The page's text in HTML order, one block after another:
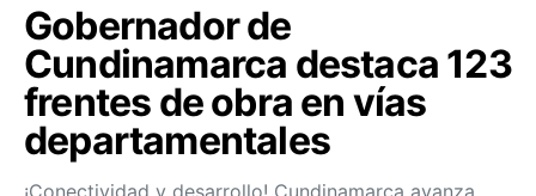
Gobernador de
Cundinamarca destaca 123
frentes de obra en vías
departamentales
¡Conectividad y desarrollo! Cundinamarca avanza